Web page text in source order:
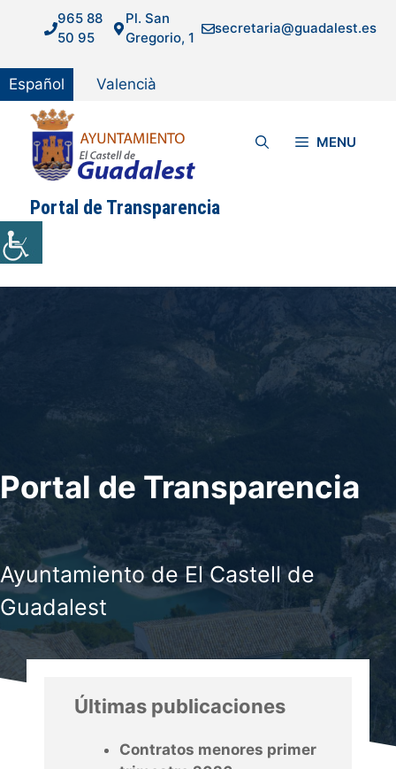
965 88
50 95
Pl. San
Gregorio, 1
secretaria@guadalest.es
Español Valencià
MENU
Portal de Transparencia
Portal de Transparencia
Ayuntamiento de El Castell de
Guadalest
Últimas publicaciones
Contratos menores primer